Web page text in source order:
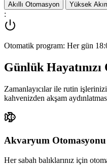
Akıllı Otomasyon Yüksek
:
Otomatik program: Her gün
Günlük
Zamanlayıcılar ile rutin
kahvenizden akşam
Akvaryum Otomasyonu
Her sabah balıklarınız için